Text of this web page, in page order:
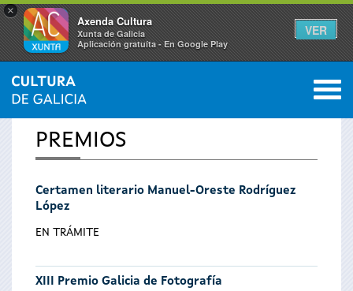
×
Axenda Cultura
Xunta de Galicia
Aplicación gratuíta - En Google Play
VER
Se
encuentra
usted
aquí
INICIO 0
PREMIOS
Certamen literario Manuel-Oreste Rodríguez
López
EN TRÁMITE
XIII Premio Galicia de Fotografía